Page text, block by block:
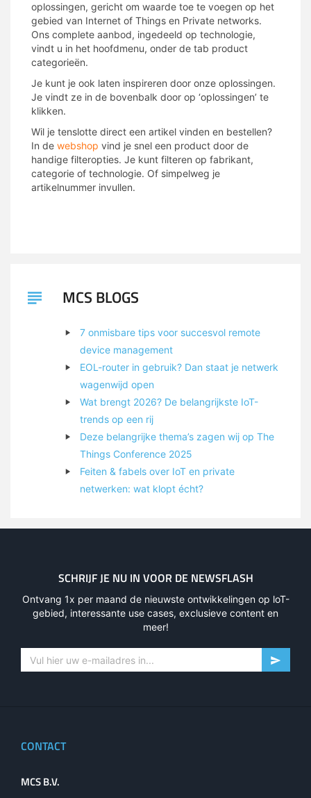
oplossingen, gericht om waarde toe te voegen op het
gebied van Internet of Things en Private networks.
Ons complete aanbod, ingedeeld op technologie,
vindt u in het hoofdmenu, onder de tab product
categorieën.
Je kunt je ook laten inspireren door onze oplossingen.
Je vindt ze in de bovenbalk door op ‘oplossingen’ te
klikken.
Wil je tenslotte direct een artikel vinden en bestellen?
In de webshop vind je snel een product door de
handige filteropties. Je kunt filteren op fabrikant,
categorie of technologie. Of simpelweg je
artikelnummer invullen.
MCS BLOGS
7 onmisbare tips voor succesvol remote
device management
EOL-router in gebruik? Dan staat je netwerk
wagenwijd open
Wat brengt 2026? De belangrijkste IoT-
trends op een rij
Deze belangrijke thema’s zagen wij op The
Things Conference 2025
Feiten & fabels over IoT en private
netwerken: wat klopt écht?
SCHRIJF JE NU IN VOOR DE NEWSFLASH
Ontvang 1x per maand de nieuwste ontwikkelingen op loT-
gebied, interessante use cases, exclusieve content en
meer!
CONTACT
MCS B.V.